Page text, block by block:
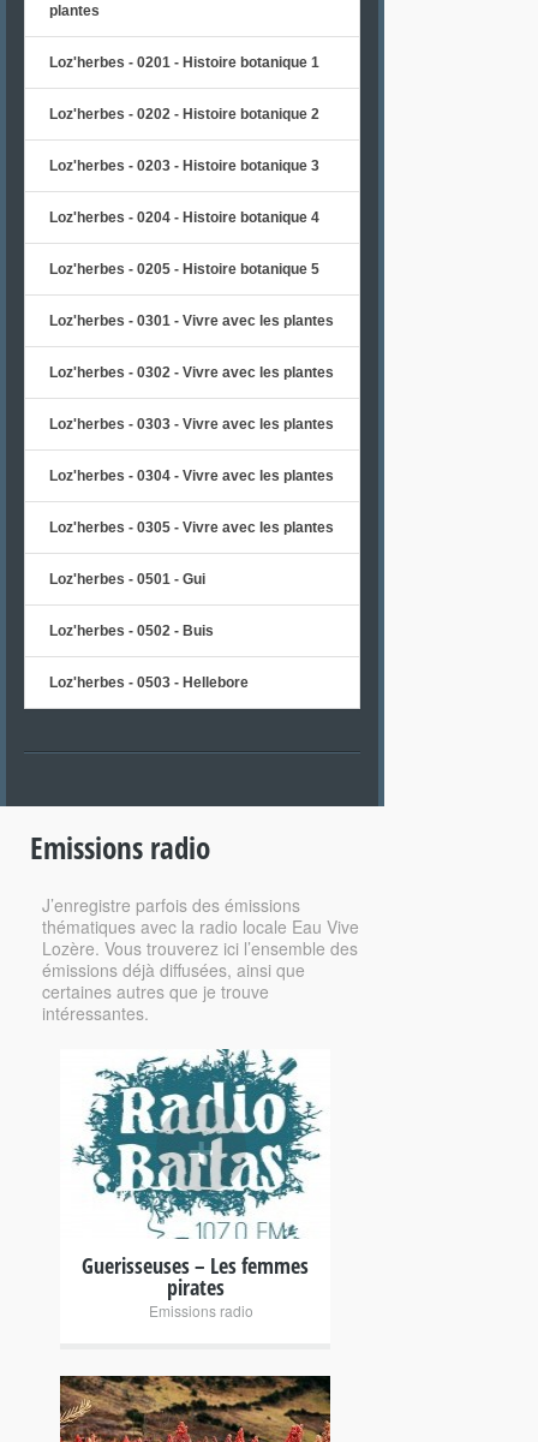
plantes
Loz'herbes - 0201 - Histoire botanique 1
Loz'herbes - 0202 - Histoire botanique 2
Loz'herbes - 0203 - Histoire botanique 3
Loz'herbes - 0204 - Histoire botanique 4
Loz'herbes - 0205 - Histoire botanique 5
Loz'herbes - 0301 - Vivre avec les plantes
Loz'herbes - 0302 - Vivre avec les plantes
Loz'herbes - 0303 - Vivre avec les plantes
Loz'herbes - 0304 - Vivre avec les plantes
Loz'herbes - 0305 - Vivre avec les plantes
Loz'herbes - 0501 - Gui
Loz'herbes - 0502 - Buis
Loz'herbes - 0503 - Hellebore
Emissions radio
J’enregistre parfois des émissions
thématiques avec la radio locale Eau Vive
Lozère. Vous trouverez ici l’ensemble des
émissions déjà diffusées, ainsi que
certaines autres que je trouve
intéressantes.
+
Guerisseuses – Les femmes
pirates
Emissions radio